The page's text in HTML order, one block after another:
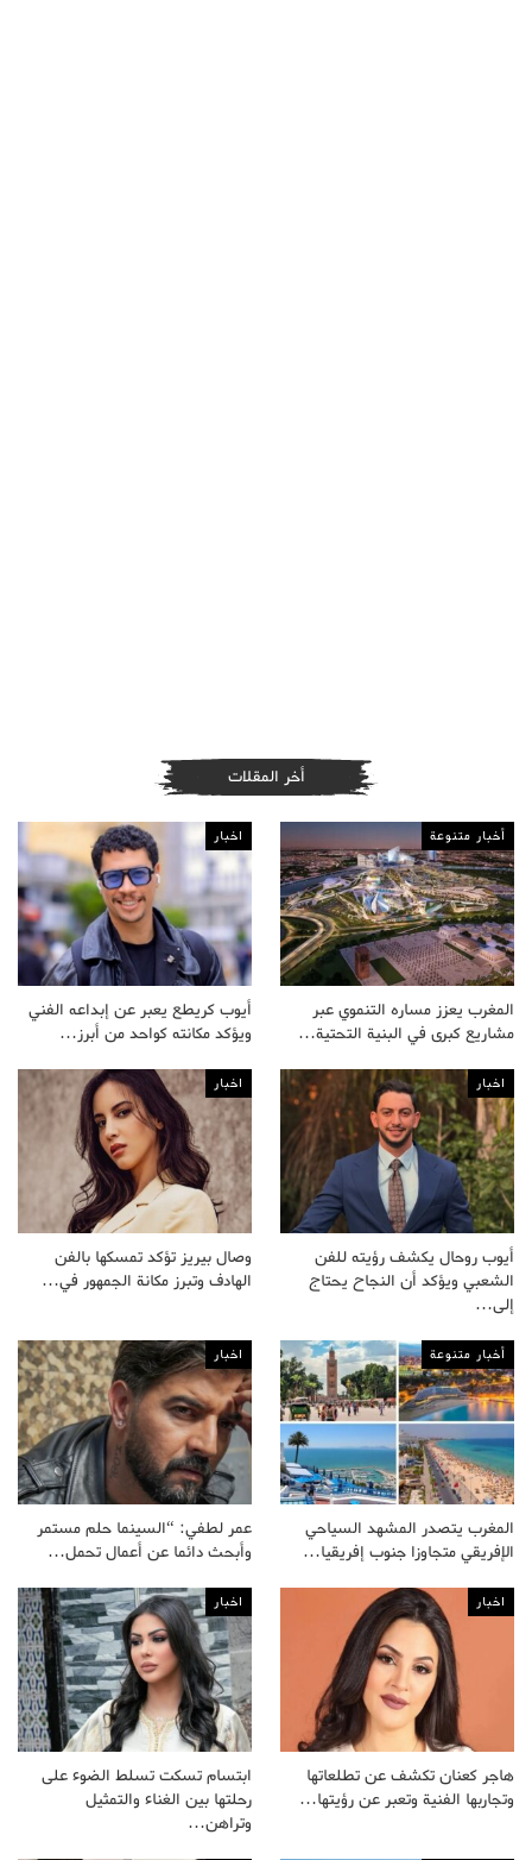
أخر المقلات
أخبار متنوعة
المغرب يعزز مساره التنموي عبر
مشاريع كبرى في البنية التحتية…
اخبار
أيوب كريطع يعبر عن إبداعه الفني
ويؤكد مكانته كواحد من أبرز…
اخبار
أيوب روحال يكشف رؤيته للفن
الشعبي ويؤكد أن النجاح يحتاج
إلى…
اخبار
وصال بيريز تؤكد تمسكها بالفن
الهادف وتبرز مكانة الجمهور في…
أخبار متنوعة
المغرب يتصدر المشهد السياحي
الإفريقي متجاوزا جنوب إفريقيا…
اخبار
عمر لطفي: “السينما حلم مستمر
وأبحث دائما عن أعمال تحمل…
اخبار
هاجر كعنان تكشف عن تطلعاتها
وتجاربها الفنية وتعبر عن رؤيتها…
اخبار
ابتسام تسكت تسلط الضوء على
رحلتها بين الغناء والتمثيل
وتراهن…